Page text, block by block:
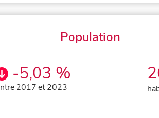
Population
-5,03 %
2017 et 2023